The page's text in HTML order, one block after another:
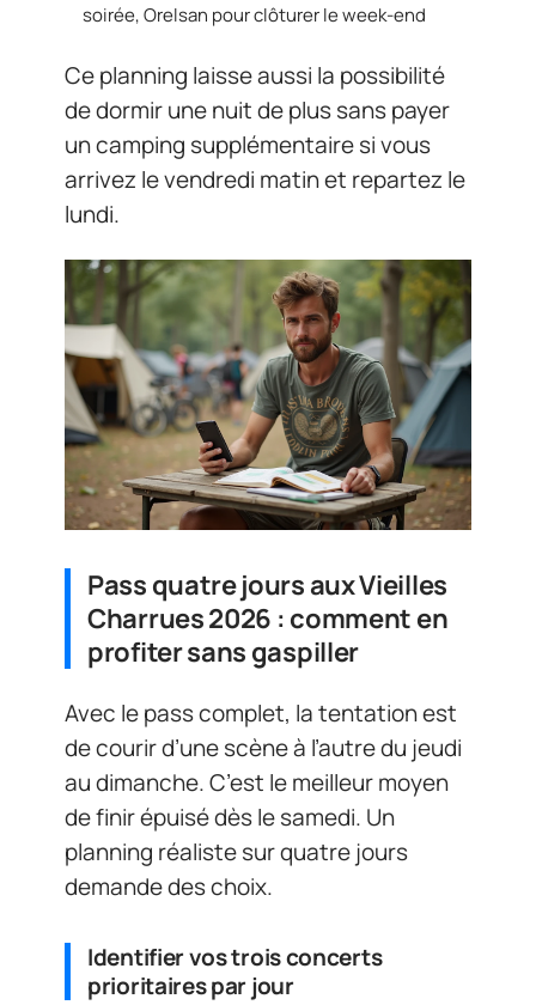
soirée, Orelsan pour clôturer le week-end
Ce planning laisse aussi la possibilité
de dormir une nuit de plus sans payer
un camping supplémentaire si vous
arrivez le vendredi matin et repartez le
lundi.
Pass quatre jours aux Vieilles
Charrues 2026 : comment en
profiter sans gaspiller
Avec le pass complet, la tentation est
de courir d’une scène à l’autre du jeudi
au dimanche. C’est le meilleur moyen
de finir épuisé dès le samedi. Un
planning réaliste sur quatre jours
demande des choix.
Identifier vos trois concerts
prioritaires par jour